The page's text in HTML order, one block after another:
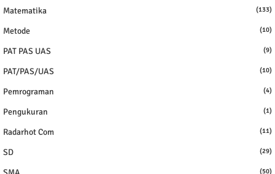
Matematika (133)
Metode (10)
PAT PAS UAS (9)
PAT/PAS/UAS (10)
Pemrograman (4)
Pengukuran (1)
Radarhot Com (11)
SD (29)
(50)